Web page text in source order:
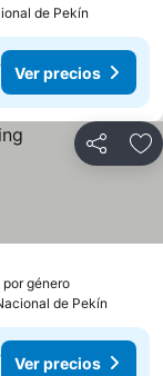
de Pekín
Ver precios
Compartir
género
de Pekín
Ver precios